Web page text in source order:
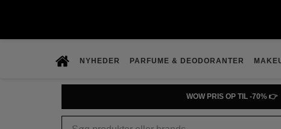
NYHEDER PARFUME & DEODORANTER
WOW PRIS OP TIL -70% 👉